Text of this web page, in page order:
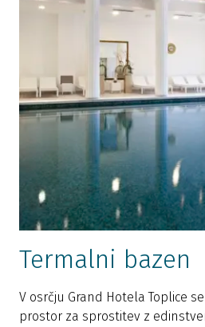
Termalni bazen
V osrčju Grand Hotela Toplice
prostor za sprostitev z